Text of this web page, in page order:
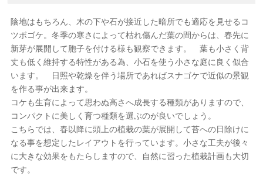
陰地はもちろん、木の下や石が接近した暗所でも適応を見せるコ
ツボゴケ。冬季の寒さによって枯れ傷んだ葉の間からは、春先に
新芽が展開して胞子を付ける様も観察できます。 葉も小さく背
丈も低く維持する特性がある為、小石を使う小さな庭に良く似合
います。 日照や乾燥を伴う場所であればスナゴケで近似の景観
を作る事が出来ます。
コケも生育によって思わぬ高さへ成長する種類がありますので、
コンパクトに美しく育つ種類を選ぶのが良いでしょう。
こちらでは、春以降に頭上の植栽の葉が展開して苔への日除けに
なる事を想定したレイアウトを行っています。小さな工夫が後々
に大きな効果をもたらしますので、自然に習った植栽計画も大切
です。